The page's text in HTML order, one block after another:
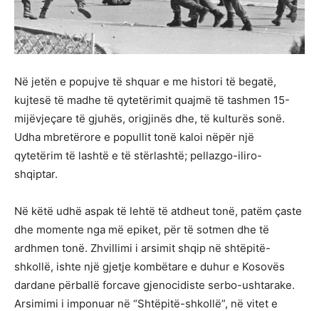
Në jetën e popujve të shquar e me histori të begatë,
kujtesë të madhe të qytetërimit quajmë të tashmen 15-
mijëvjeçare të gjuhës, origjinës dhe, të kulturës sonë.
Udha mbretërore e popullit tonë kaloi nëpër një
qytetërim të lashtë e të stërlashtë; pellazgo-iliro-
shqiptar.
Në këtë udhë aspak të lehtë të atdheut tonë, patëm çaste
dhe momente nga më epiket, për të sotmen dhe të
ardhmen tonë. Zhvillimi i arsimit shqip në shtëpitë-
shkollë, ishte një gjetje kombëtare e duhur e Kosovës
dardane përballë forcave gjenocidiste serbo-ushtarake.
Arsimimi i imponuar në “Shtëpitë-shkollë”, në vitet e